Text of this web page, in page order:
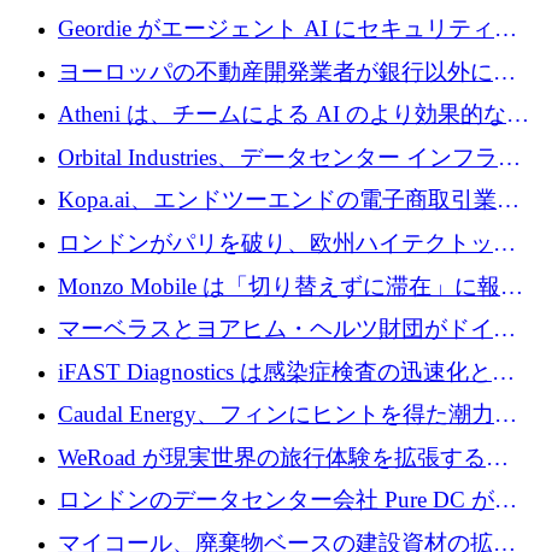
収、チェックアウト時にクレジットを提供
Geordie がエージェント AI にセキュリティと
ガバナンスをもたらすために 3,000 万ドルを
ヨーロッパの不動産開発業者が銀行以外にも
目を向けているため、InRentoの資金調達額は
1億ユーロを突破
Atheni は、チームによる AI のより効果的な使
用を支援するために 35 万ポンドを確保
Orbital Industries、データセンター インフラス
トラクチャ システムの拡張に 5,000 万ドルを
確保
Kopa.ai、エンドツーエンドの電子商取引業務
用の AI エージェントを構築するために 200
万ユーロを調達
ロンドンがパリを破り、欧州ハイテクトップ
の座を奪還
Monzo Mobile は「切り替えずに滞在」に報酬
を与える
マーベラスとヨアヒム・ヘルツ財団がドイツ
の商業化ギャップを埋めるために2,000万ユー
ロのディープテック基金を立ち上げる
iFAST Diagnostics は感染症検査の迅速化と抗
菌薬耐性への取り組みに 500 万ポンドを寄付
Caudal Energy、フィンにヒントを得た潮力発
電技術の規模拡大に向けて 430 万ポンドを調
WeRoad が現実世界の旅行体験を拡張するた
めに 5,800 万ドルを獲得
ロンドンのデータセンター会社 Pure DC が欧
州と中東の拡張に 27 億ドルを確保
マイコール、廃棄物ベースの建設資材の拡大